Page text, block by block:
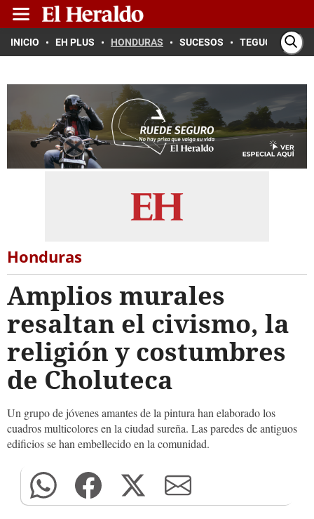
INICIO EH PLUS HONDURAS SUCESOS TEGUCIGALPA
Honduras
Amplios murales
resaltan el civismo, la
religión y costumbres
de Choluteca
Un grupo de jóvenes amantes de la pintura han elaborado los
cuadros multicolores en la ciudad sureña. Las paredes de antiguos
edificios se han embellecido en la comunidad.